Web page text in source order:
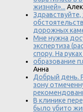
жизней»...
Здравствуйте,
дорожных
Мне нужна
экспертиза
спору. На руках
образование
Анна
Добрый день.
зону
В клинике
было убито